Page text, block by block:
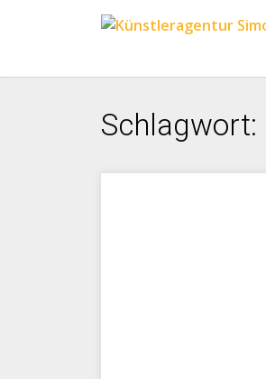
Schlagwort: